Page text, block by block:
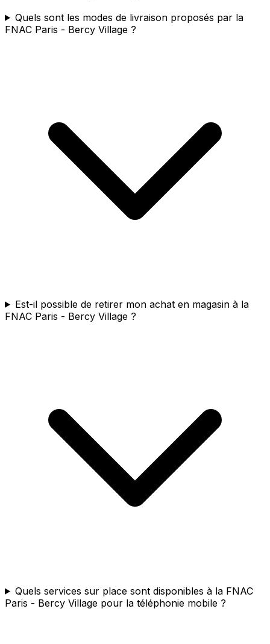
Quels sont les modes de livraison proposés par la
FNAC Paris - Bercy Village ?
Est-il possible de retirer mon achat en magasin à la
FNAC Paris - Bercy Village ?
Quels services sur place sont disponibles à la FNAC
Paris - Bercy Village pour la téléphonie mobile ?